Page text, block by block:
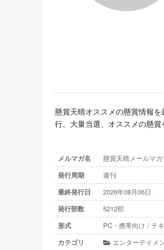
懸賞天晴オススメの懸賞情報
行、大量当選、オススメの懸賞
メルマガ名
懸賞天晴メールマガ
発行周期
週刊
最終発行日
2026年08月06日
発行部数
5212部
形式
PC・携帯向け / テ
カテゴリ
エンターテイメ